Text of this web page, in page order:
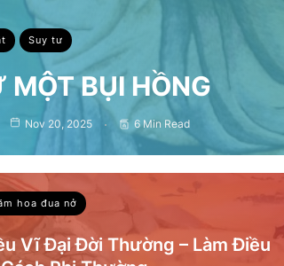
Suy tư
MỘT BỤI HỒNG
Nov 20, 2025 6 Min Read
hoa đua nở
Vĩ Đại Đời Thường – Làm Điều